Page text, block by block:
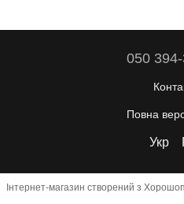
050
Повна
Укр
Інтернет-магазин створений з Хорошоп